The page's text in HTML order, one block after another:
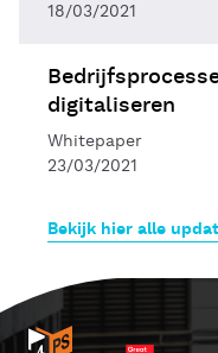
18/03/2021
digitaliseren
Whitepaper
23/03/2021
Bekijk hier alle